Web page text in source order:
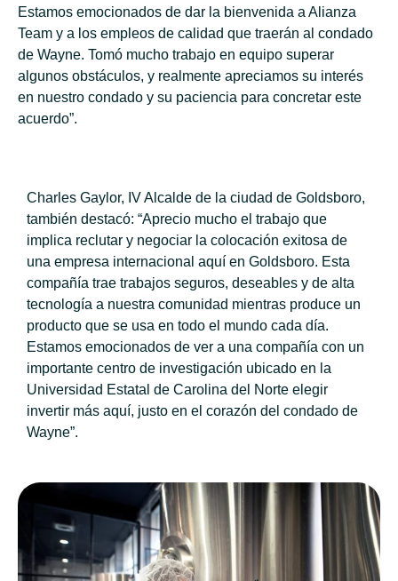
Estamos emocionados de dar la bienvenida a Alianza
Team y a los empleos de calidad que traerán al condado
de Wayne. Tomó mucho trabajo en equipo superar
algunos obstáculos, y realmente apreciamos su interés
en nuestro condado y su paciencia para concretar este
acuerdo”.
Charles Gaylor, IV Alcalde de la ciudad de Goldsboro,
también destacó: “Aprecio mucho el trabajo que
implica reclutar y negociar la colocación exitosa de
una empresa internacional aquí en Goldsboro. Esta
compañía trae trabajos seguros, deseables y de alta
tecnología a nuestra comunidad mientras produce un
producto que se usa en todo el mundo cada día.
Estamos emocionados de ver a una compañía con un
importante centro de investigación ubicado en la
Universidad Estatal de Carolina del Norte elegir
invertir más aquí, justo en el corazón del condado de
Wayne”.